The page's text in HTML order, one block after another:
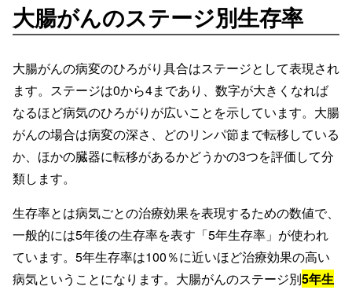
大腸がんのステージ別生存率
大腸がんの病変のひろがり具合はステージとして表現され
ます。ステージは0から4まであり、数字が大きくなれば
なるほど病気のひろがりが広いことを示しています。大腸
がんの場合は病変の深さ、どのリンパ節まで転移している
か、ほかの臓器に転移があるかどうかの3つを評価して分
類します。
生存率とは病気ごとの治療効果を表現するための数値で、
一般的には5年後の生存率を表す「5年生存率」が使われ
ています。5年生存率は100％に近いほど治療効果の高い
病気ということになります。大腸がんのステージ別5年生